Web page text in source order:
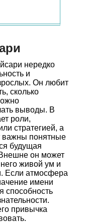
нередко
и
Он любит
сколько
выводы. В
роли,
стратегией, а
важны понятные
будущая
Внешне он может
живой ум и
Если атмосфера
имени
способность
привычка